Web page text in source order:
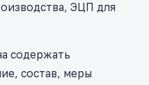
ЭЦП для
содержать
состав, меры